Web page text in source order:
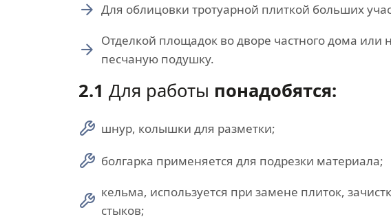
Для облицовки тротуарной плиткой больших
Отделкой площадок во дворе частного дома
песчаную подушку.
2.1 Для работы понадобятся:
шнур, колышки для разметки;
болгарка применяется для подрезки материала;
кельма, используется при замене плиток,
стыков;